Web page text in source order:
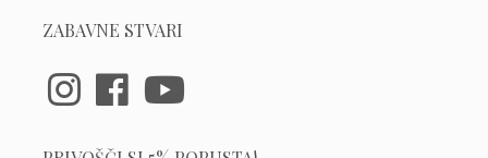
ZABAVNE STVARI